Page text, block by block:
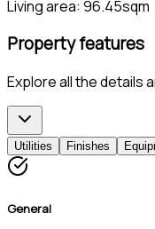
Living area: 96.45sqm
Property features
Explore all the details
Utilities Finishes
General